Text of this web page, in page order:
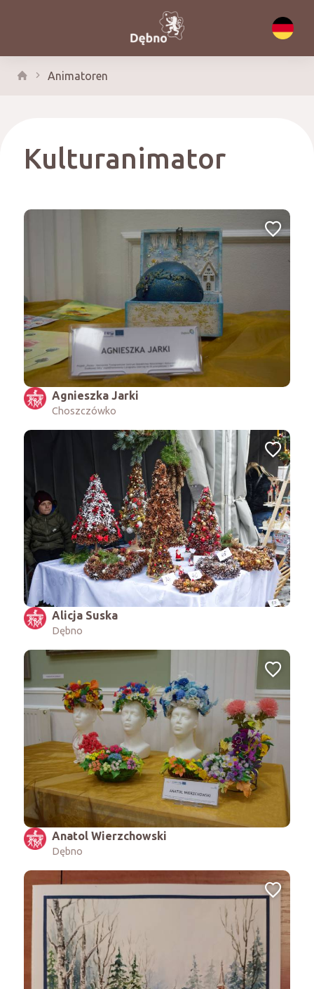
Animatoren
Kulturanimator
Agnieszka Jarki
Choszczówko
Alicja Suska
Dębno
Anatol Wierzchowski
Dębno